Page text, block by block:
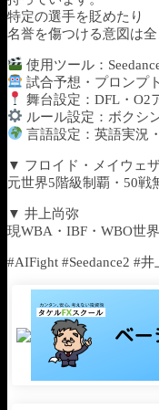
特定の選手を貶めたり
名誉を傷つける意図は全
使用ツール：
試合予想・プロンプ
舞台設定：DFL・O2
ルール設定：ボクシ
言語設定：英語実況
▼ フロイド・メイウェ
元世界5階級制覇・50戦
▼ 井上尚弥
現WBA・IBF・WBO世
#AIFight #Seedance2 #